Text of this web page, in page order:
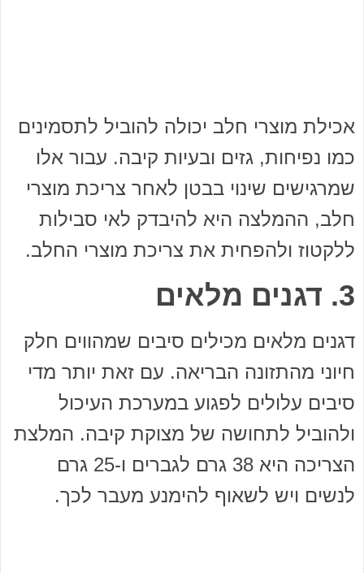
אכילת מוצרי חלב יכולה להוביל לתסמינים
כמו נפיחות, גזים ובעיות קיבה. עבור אלו
שמרגישים שינוי בבטן לאחר צריכת מוצרי
חלב, ההמלצה היא להיבדק לאי סבילות
ללקטוז ולהפחית את צריכת מוצרי החלב.
3. דגנים מלאים
דגנים מלאים מכילים סיבים שמהווים חלק
חיוני מהתזונה הבריאה. עם זאת יותר מדי
סיבים עלולים לפגוע במערכת העיכול
ולהוביל לתחושה של מצוקת קיבה. המלצת
הצריכה היא 38 גרם לגברים ו-25 גרם
לנשים ויש לשאוף להימנע מעבר לכך.